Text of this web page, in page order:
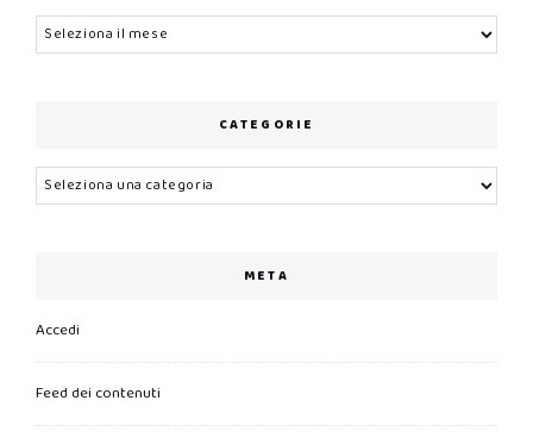
Archivi
CATEGORIE
Categorie
META
Accedi
Feed dei contenuti